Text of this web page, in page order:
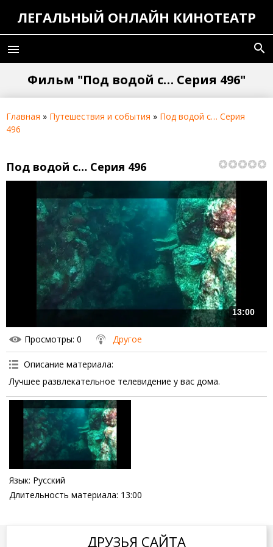
ЛЕГАЛЬНЫЙ ОНЛАЙН КИНОТЕАТР
menu search
Фильм "Под водой с… Серия 496"
Главная » Путешествия и события » Под водой с… Серия
496
Под водой с… Серия 496
13:00
Просмотры: 0 Другое
Описание материала:
Лучшее развлекательное телевидение у вас дома.
Язык: Русский
Длительность материала: 13:00
ДРУЗЬЯ САЙТА